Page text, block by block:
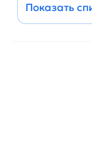
Показать